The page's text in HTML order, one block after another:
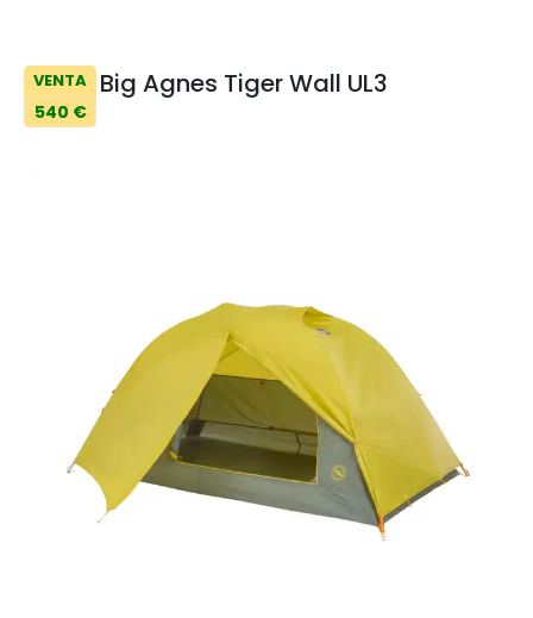
VENTA
540 €
Big Agnes Tiger Wall UL3